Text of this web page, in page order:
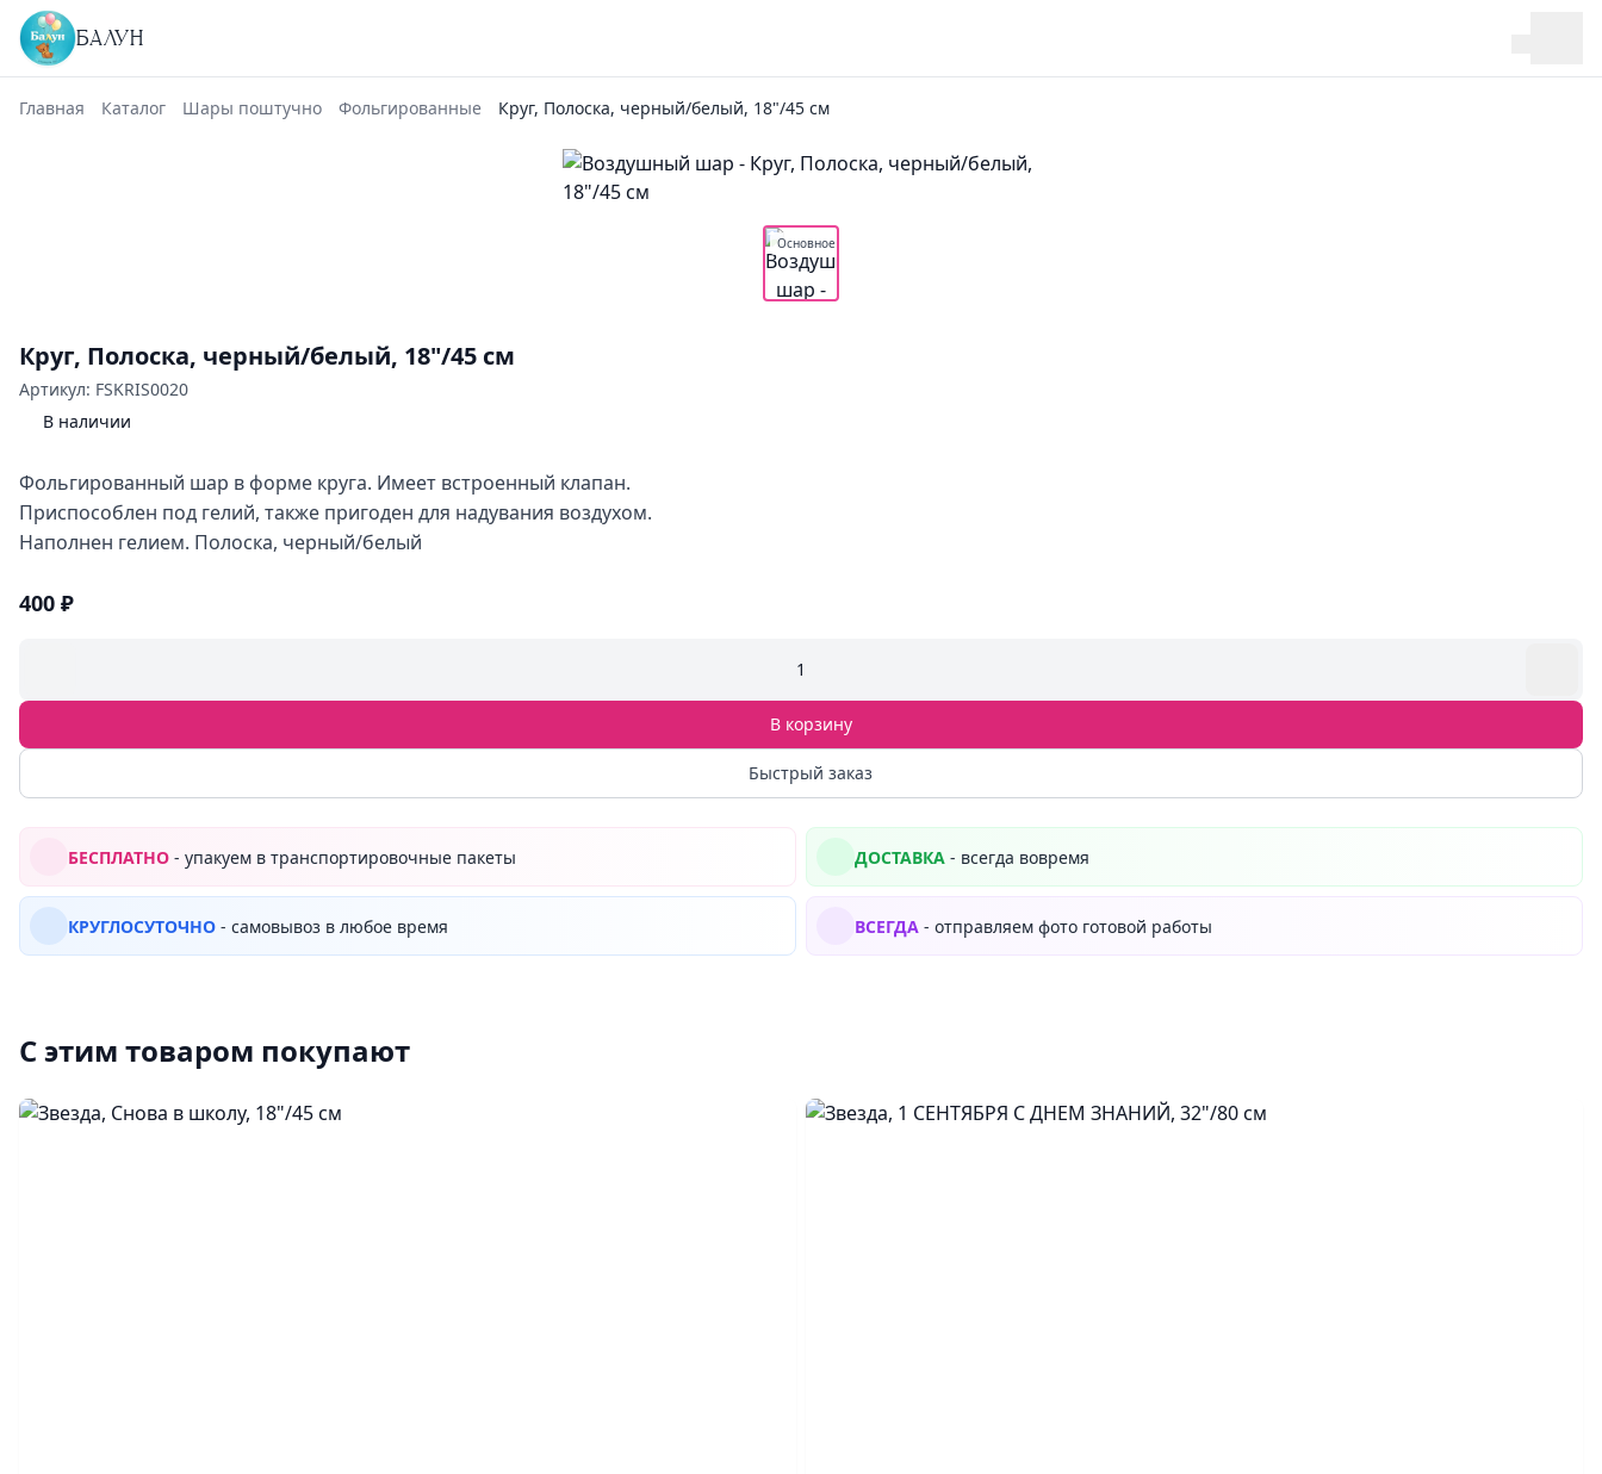
БАЛУН
Главная Каталог Шары поштучно Фольгированные Круг, Полоска, черный/белый, 18"/45 см
Основное
Круг, Полоска, черный/белый, 18"/45 см
Артикул: FSKRIS0020
В наличии
Фольгированный шар в форме круга. Имеет встроенный клапан.
Приспособлен под гелий, также пригоден для надувания воздухом.
Наполнен гелием. Полоска, черный/белый
400 ₽
1
В корзину
Быстрый заказ
БЕСПЛАТНО - упакуем в транспортировочные пакеты ДОСТАВКА - всегда вовремя
КРУГЛОСУТОЧНО - самовывоз в любое время ВСЕГДА - отправляем фото готовой работы
С этим товаром покупают